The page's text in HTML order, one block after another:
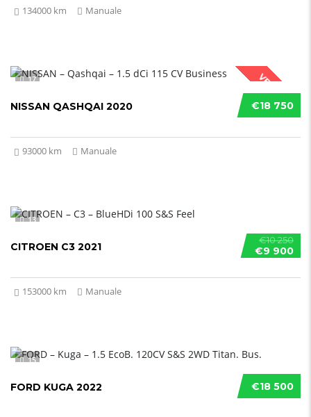
134000 km Manuale
VENDUTO
17
€18 750
NISSAN QASHQAI 2020
93000 km Manuale
13
€10 250
€9 900
CITROEN C3 2021
153000 km Manuale
15
€18 500
FORD KUGA 2022